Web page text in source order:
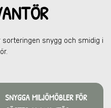
snygg och smidig i
.
SNYGGA MILJÖMÖBLER FÖR